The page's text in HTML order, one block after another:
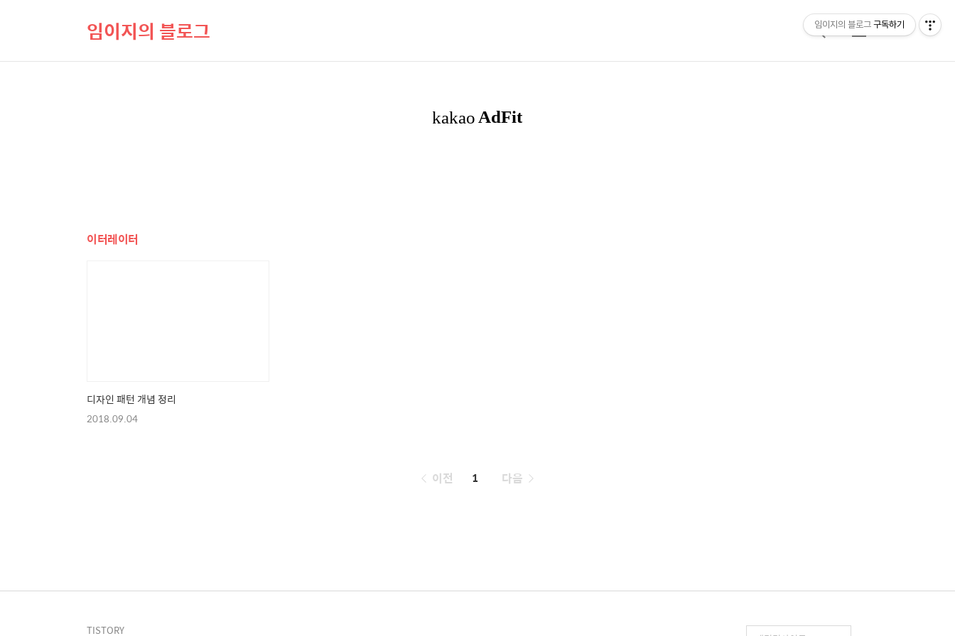
임이지의 블로그
검
메
이터레이터
디자인 패턴 개념 정리
2018.09.04
페
이전 1 다음
TISTORY
임이지의 블로그 구독하기